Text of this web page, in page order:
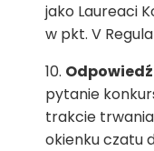
jako Laureaci
w pkt. V
pytanie
trakcie
okienku czatu